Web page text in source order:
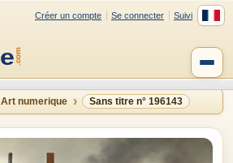
Créer un compte Se connecter Suivi
Art numerique Sans titre n° 196143